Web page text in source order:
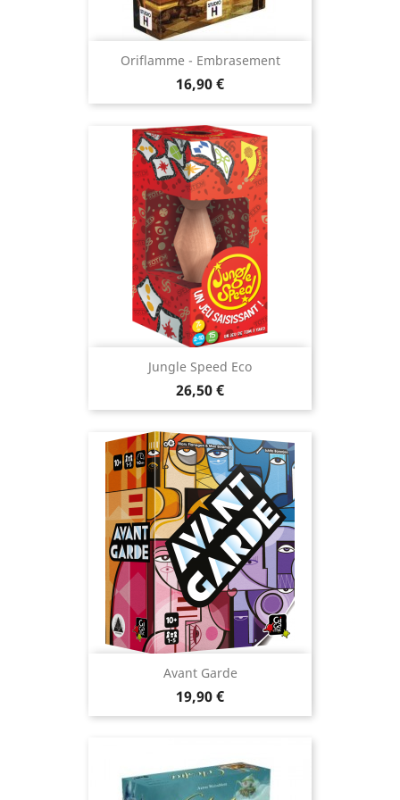
Oriflamme - Embrasement
Prix
16,90 €
Jungle Speed Eco
Prix
26,50 €
Avant Garde
Prix
19,90 €